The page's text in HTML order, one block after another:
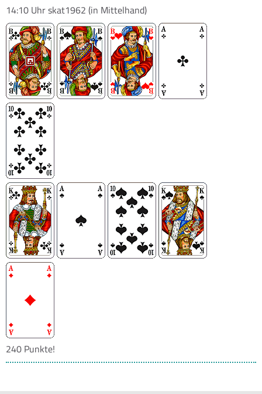
14:10 Uhrskat1962 (in Mittelhand)
240 Punkte!